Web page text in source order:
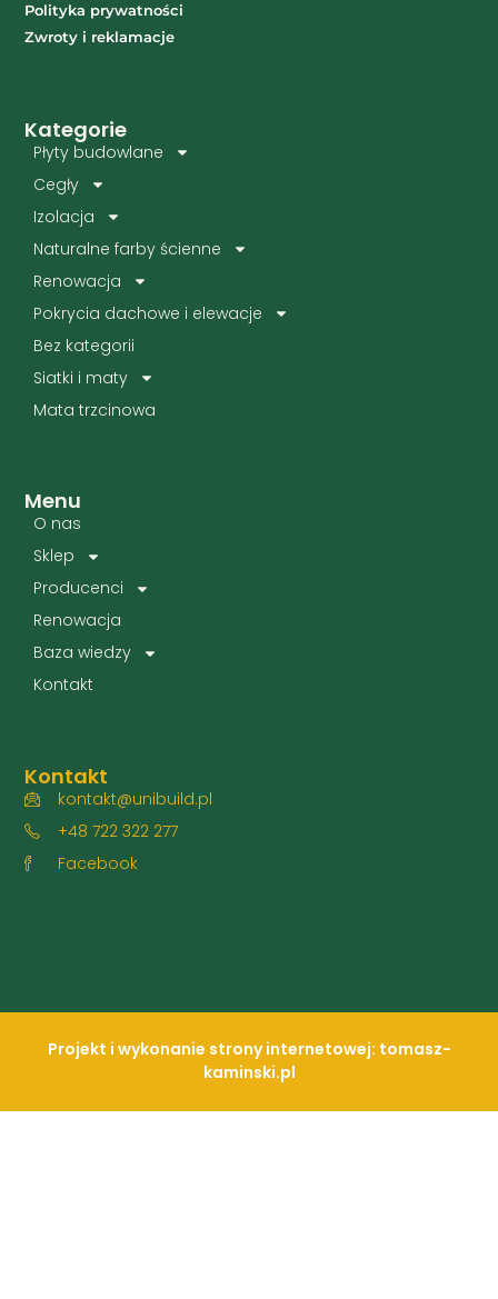
Menu
O nas
Sklep
Producenci
Renowacja
Baza wiedzy
Kontakt
Kategorie
Płyty budowlane
Cegły
Izolacja
Naturalne farby ścienne
Renowacja
Pokrycia dachowe i elewacje
Bez kategorii
Siatki i maty
Mata trzcinowa
Kontakt
kontakt@unibuild.pl
+48 722 322 277
Facebook
Polityka prywatności
Zwroty i reklamacje
Projekt i wykonanie strony internetowej: tomasz-
kaminski.pl